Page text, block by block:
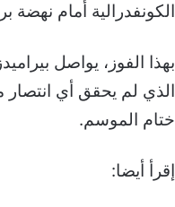
الكونفدرالية أمام نهضة
بهذا الفوز، يواصل
الذي لم يحقق أي انتصار
ختام الموسم.
إقرأ أيضا: